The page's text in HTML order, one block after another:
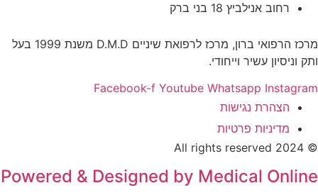
רחוב אנילביץ 18 בני ברק
מרכז הרפואי ברון, מרכז לרפואת שיניים D.M.D משנת 1999 בעל
ותק וניסיון עשיר וייחודי.
Facebook-f Youtube Whatsapp Instagram
הצהרת נגישות
מדיניות פרטיות
© 2024 All rights reserved
Powered & Designed by Medical Online